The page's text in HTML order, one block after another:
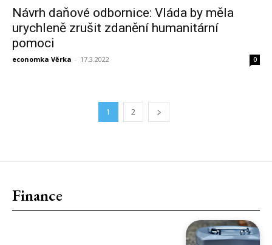
Návrh daňové odbornice: Vláda by měla
urychleně zrušit zdanění humanitární
pomoci
economka Věrka - 17.3.2022 0
1 2
Finance